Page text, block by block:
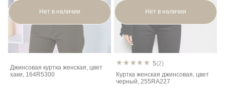
Нет в наличии
Джинсовая куртка женcкая, цвет
хаки, 164R5300
Нет в наличии
5(2)
Куртка женская джинсовая, цвет
черный, 255RA227